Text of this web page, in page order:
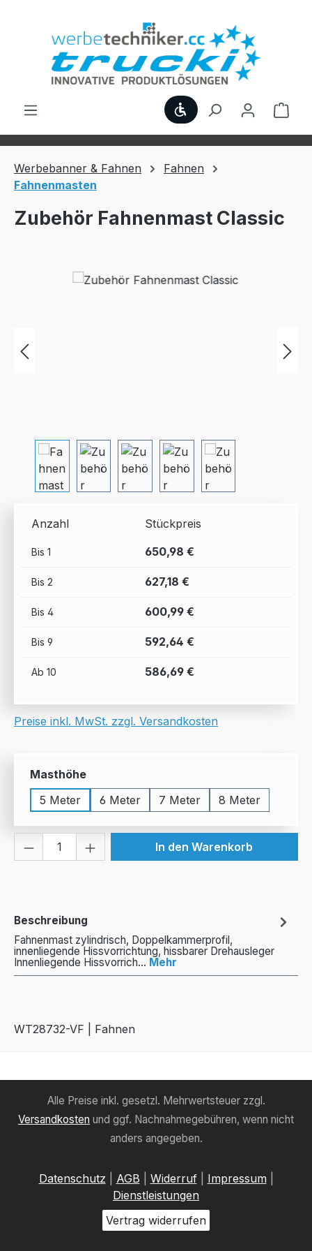
Werkzeugleiste
Werbebanner & Fahnen
Fahnen
Fahnenmasten
Zubehör Fahnenmast Classic
Bildergalerie überspringen
Anzahl Stückpreis
Bis 1 650,98 €
Bis 2 627,18 €
Bis 4 600,99 €
Bis 9 592,64 €
Ab 10 586,69 €
Preise inkl. MwSt. zzgl. Versandkosten
Masthöheauswählen
5 Meter
6 Meter 7 Meter 8 Meter
Produkt Anzahl: Gib denIn den Warenkorb
Beschreibung
Fahnenmast zylindrisch, Doppelkammerprofil,
innenliegende Hissvorrichtung, hissbarer Drehausleger
Innenliegende Hissvorrich… Mehr
WT28732-VF | Fahnen
Alle Preise inkl. gesetzl. Mehrwertsteuer zzgl.
Versandkosten und ggf. Nachnahmegebühren, wenn nicht
anders angegeben.
Datenschutz AGB Widerruf| Impressum
Dienstleistungen
Vertrag widerrufen